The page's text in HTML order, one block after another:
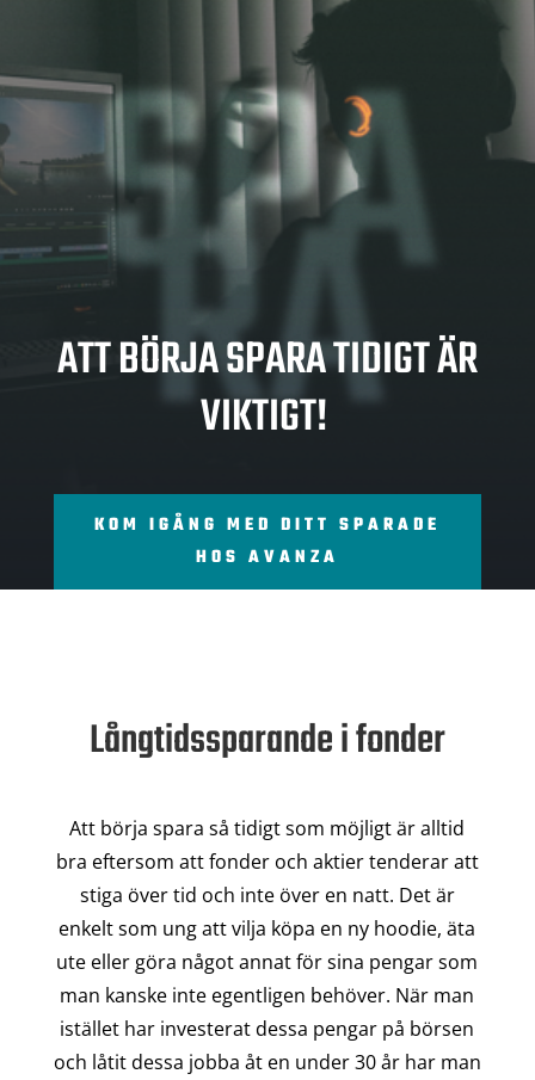
SPA
RA
ATT BÖRJA SPARA TIDIGT ÄR
VIKTIGT!
KOM IGÅNG MED DITT SPARADE
HOS AVANZA
Långtidssparande i fonder
Att börja spara så tidigt som möjligt är alltid
bra eftersom att fonder och aktier tenderar att
stiga över tid och inte över en natt. Det är
enkelt som ung att vilja köpa en ny hoodie, äta
ute eller göra något annat för sina pengar som
man kanske inte egentligen behöver. När man
istället har investerat dessa pengar på börsen
och låtit dessa jobba åt en under 30 år har man